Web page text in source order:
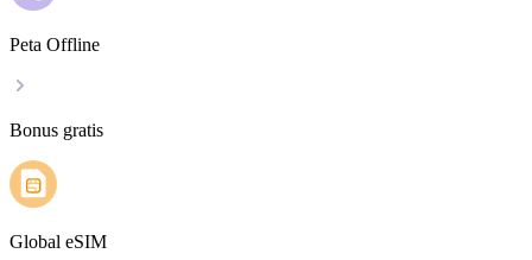
Peta Offline
Bonus gratis
Global eSIM